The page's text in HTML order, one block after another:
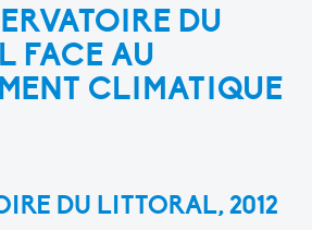
DU
FACE AU
CLIMATIQUE
DU LITTORAL, 2012